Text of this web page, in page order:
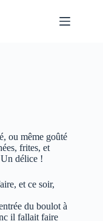
ou même goûté
frites, et
délice !
et ce soir,
du boulot à
il fallait faire